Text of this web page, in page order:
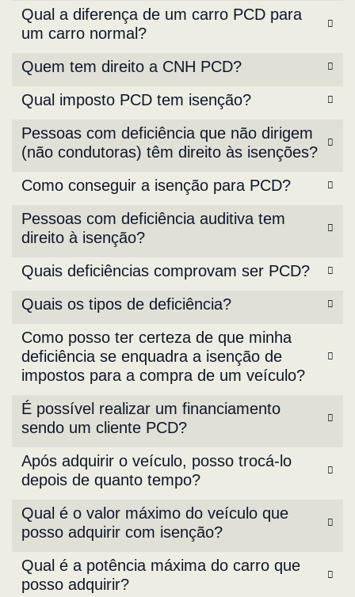
Qual a diferença de um carro PCD para
um carro normal?
Quem tem direito a CNH PCD?
Qual imposto PCD tem isenção?
Pessoas com deficiência que não dirigem
(não condutoras) têm direito às isenções?
Como conseguir a isenção para PCD?
Pessoas com deficiência auditiva tem
direito à isenção?
Quais deficiências comprovam ser PCD?
Quais os tipos de deficiência?
Como posso ter certeza de que minha
deficiência se enquadra a isenção de
impostos para a compra de um veículo?
É possível realizar um financiamento
sendo um cliente PCD?
Após adquirir o veículo, posso trocá-lo
depois de quanto tempo?
Qual é o valor máximo do veículo que
posso adquirir com isenção?
Qual é a potência máxima do carro que
posso adquirir?